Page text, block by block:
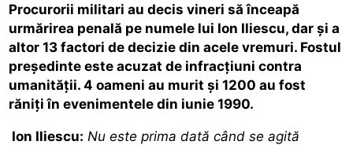
Procurorii militari au decis vineri să înceapă
urmărirea penală pe numele lui Ion Iliescu, dar şi a
altor 13 factori de decizie din acele vremuri. Fostul
preşedinte este acuzat de infracţiuni contra
umanităţii. 4 oameni au murit şi 1200 au fost
răniţi în evenimentele din iunie 1990.
Ion Iliescu: Nu este prima dată când se agită